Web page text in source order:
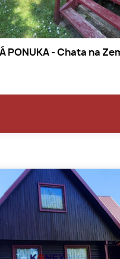
PONUKA - Chata na